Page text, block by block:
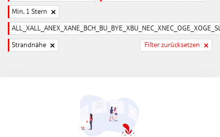
Min. 1 Stern
Strandnähe Filter zurücksetzen